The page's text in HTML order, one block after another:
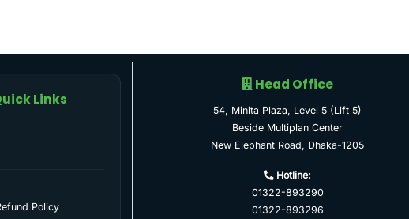
Links
Policy
Head Office
54, Minita Plaza, Level 5 (Lift 5)
Beside Multiplan Center
New Elephant Road, Dhaka-1205
Hotline:
01322-893290
01322-893296